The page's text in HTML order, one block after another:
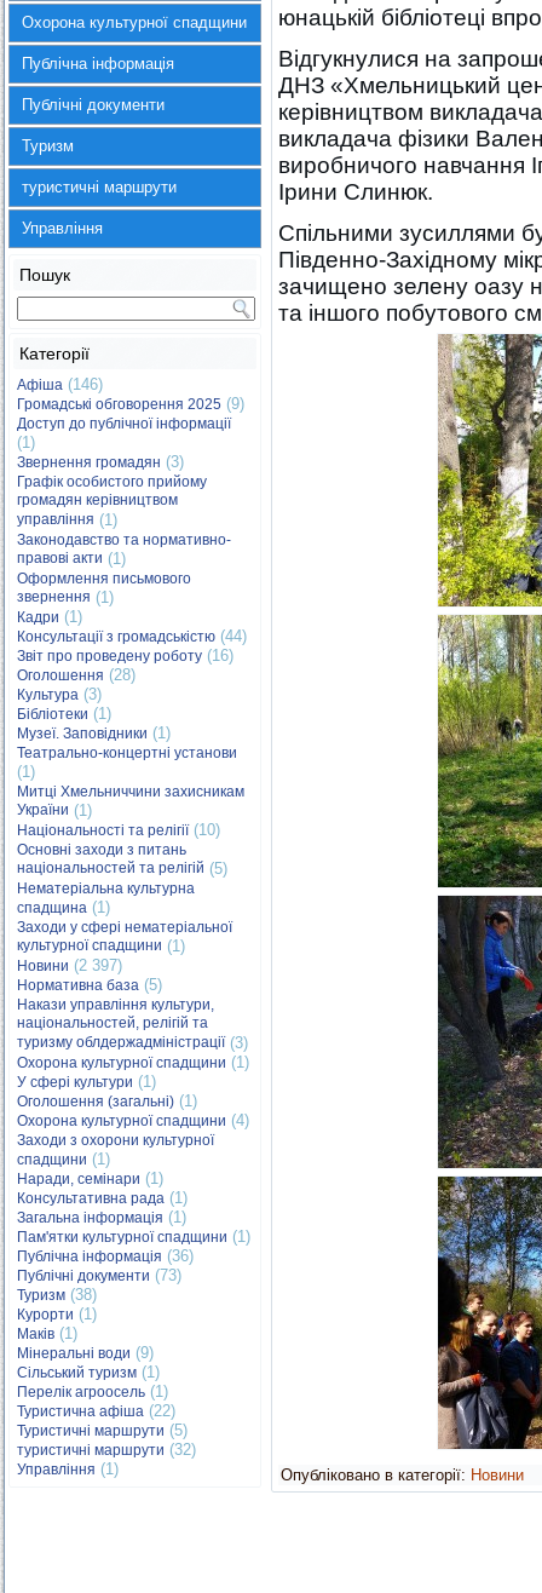
Охорона культурної спадщини
Публічна інформація
Публічні документи
Туризм
туристичні маршрути
Управління
Пошук
Категорії
Афіша (146)
Громадські обговорення 2025 (9)
Доступ до публічної інформації
(1)
Звернення громадян (3)
Графік особистого прийому
громадян керівництвом
управління (1)
Законодавство та нормативно-
правові акти (1)
Оформлення письмового
звернення (1)
Кадри (1)
Консультації з громадськістю (44)
Звіт про проведену роботу (16)
Оголошення (28)
Культура (3)
Бібліотеки (1)
Музеї. Заповідники (1)
Театрально-концертні установи
(1)
Митці Хмельниччини захисникам
України (1)
Національності та релігії(10)
Основні заходи з питань
національностей та релігій (5)
Нематеріальна культурна
спадщина (1)
Заходи у сфері нематеріальної
культурної спадщини (1)
Новини (2 397)
Нормативна база (5)
Накази управління культури,
національностей, релігій та
туризму облдержадміністрації(3)
Охорона культурної спадщини (1)
У сфері культури (1)
Оголошення (загальні) (1)
Охорона культурної спадщини (4)
Заходи з охорони культурної
спадщини (1)
Наради, семінари (1)
Консультативна рада (1)
Загальна інформація (1)
Пам'ятки культурної спадщини (1)
Публічна інформація (36)
Публічні документи (73)
Туризм (38)
Курорти (1)
Маків (1)
Мінеральні води (9)
Сільський туризм (1)
Перелік агроосель (1)
Туристична афіша (22)
Туристичні маршрути (5)
туристичні маршрути (32)
Управління (1)
юнацькій бібліотеці
Відгукнулися на
ДНЗ «Хмельницький
керівництвом викладача
викладача фізики
виробничого навчання
Ірини Слинюк.
Спільними зусиллями
Південно-Західному
зачищено зелену оазу
та іншого побутового
Опубліковано в категорії: Новини